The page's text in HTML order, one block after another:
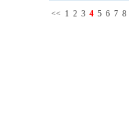
<< 1 2 3 4 5 6 7 8